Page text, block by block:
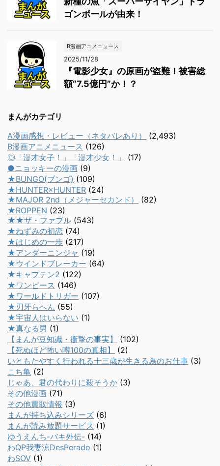
ゴンボールが由来！
B漫画アニメニュース
2025/11/28
『電影少女』の原画が盗難！被害総
額“7.5億円”か！？
まんがカテゴリ
A漫画感想・レビュー（ネタバレあり）
(2,493)
B漫画アニメニュース (126)
◎「漫才女子！」「漫才少女！」
(17)
●ニョッキーの漫画 (9)
★BUNGO(ブンゴ) (109)
★HUNTER×HUNTER (24)
★MAJOR 2nd（メジャーセカンド）
(82)
★ROPPEN (23)
★★ザ・ファブル (543)
★ねずみの初恋 (74)
★はじめの一歩 (217)
★アンダーニンジャ (19)
★ウインドブレーカー (64)
★キャプテン2 (122)
★ワンピース (146)
★ワールドトリガー (107)
★刃牙らへん (55)
★宇宙人はいらない (1)
★真なる男 (1)
【まんが豆知識・衝撃の事実】
(102)
【死ぬほど怖い噂100の真相】
(2)
いともたやすく行われる十三歳が生きる為のお仕事 (3)
こち亀 (2)
じゃあ、君の代わりに殺そうか (3)
その他漫画 (71)
その他買取情報 (3)
まんが持ち込みシリーズ (6)
まんが読み放題サービス (1)
ゆうえんち-バキ外伝- (14)
わQP我妻涼DesPerado (1)
わSOV (1)